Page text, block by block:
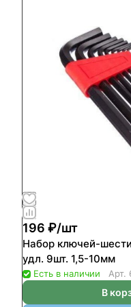
196 ₽/шт
Набор ключей-
удл. 9шт. 1,5-10мм
Есть в наличии Арт.
В